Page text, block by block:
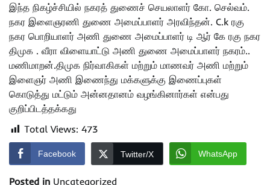
இந்த நிகழ்ச்சியில் நகரத் துணைச் செயலாளர் கோ. செல்வம்.
நகர இளைஞரணி துணை அமைப்பாளர் அரவிந்தன். C.k ரகு
நகர பொறியாளர் அணி துணை அமைப்பாளர் டி ஆர் கே ரகு நகர
திமுக . வீரா விளையாட்டு அணி துணை அமைப்பாளர் நகரம்..
மணிமாறன்.திமுக நிர்வாகிகள் மற்றும் மாணவர் அணி மற்றும்
இளைஞர் அணி இணைந்து மக்களுக்கு இணைப்புகள்
கொடுத்து மட்டும் அன்னதானம் வழங்கினார்கள் என்பது
குறிப்பிடத்தக்கது
Total Views: 473
Facebook Twitter/X WhatsApp
Posted in Uncategorized